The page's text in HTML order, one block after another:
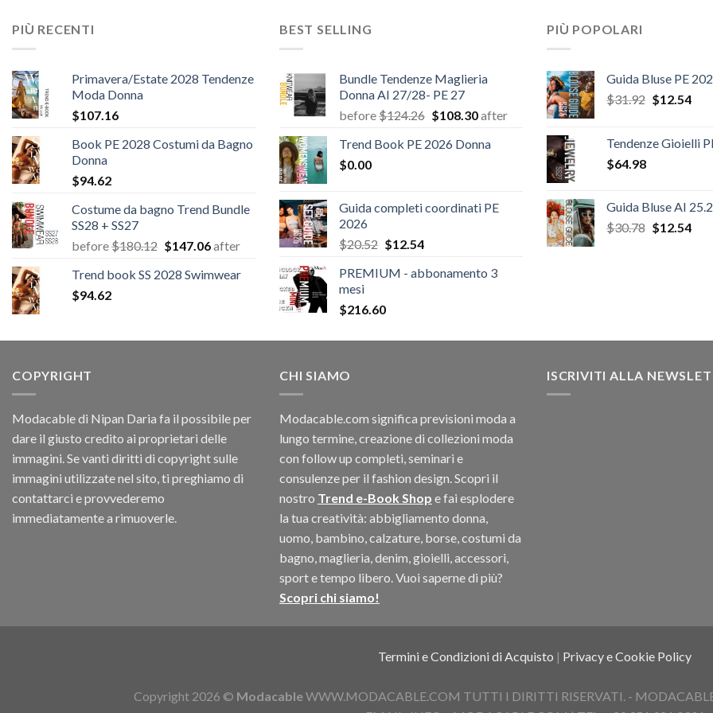
PIÙ RECENTI
Primavera/Estate 2028 Tendenze
Moda Donna
$107.16
Book PE 2028 Costumi da Bagno
Donna
$94.62
Costume da bagno Trend Bundle
SS28 + SS27
before$180.12 Il
originale
$147.06Il
attuale
after
Trend book SS 2028 Swimwear
$94.62
BEST SELLING
Bundle Tendenze Maglieria
Donna AI 27/28- PE 27
before$124.26 Il
originale
$108.30Il
attuale
after
Trend Book PE 2026 Donna
$0.00
Guida completi coordinati PE
2026
$20.52 Il
originale
$20.52.
$12.54Il
attuale
PREMIUM - abbonamento 3
mesi
$216.60
PIÙ POPOLARI
Guida Bluse PE
$31.92 Il
era:
$12.54Il
è:
Tendenze Gioielli
$64.98
Guida Bluse AI
$30.78 Il
$12.54Il
COPYRIGHT
Modacable di Nipan Daria fa il possibile per
dare il giusto credito ai proprietari delle
immagini. Se vanti diritti di copyright sulle
immagini utilizzate nel sito, ti preghiamo di
contattarci e provvederemo
immediatamente a rimuoverle.
CHI SIAMO
Modacable.com significa previsioni moda a
lungo termine, creazione di collezioni moda
con follow up completi, seminari e
consulenze per il fashion design. Scopri il
nostro Trend e-Book Shop e fai esplodere
la tua creatività: abbigliamento donna,
uomo, bambino, calzature, borse, costumi da
bagno, maglieria, denim, gioielli, accessori,
sport e tempo libero. Vuoi saperne di più?
Scopri chi siamo!
ISCRIVITI ALLA
Termini e Condizioni di Acquisto | Privacy e Cookie Policy
Copyright 2026 © ModacableWWW.MODACABLE.COM TUTTI I DIRITTI RISERVATI. -